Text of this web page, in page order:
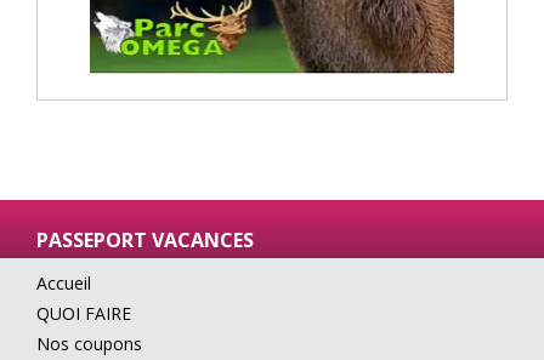
PASSEPORT VACANCES
Accueil
QUOI FAIRE
Nos coupons